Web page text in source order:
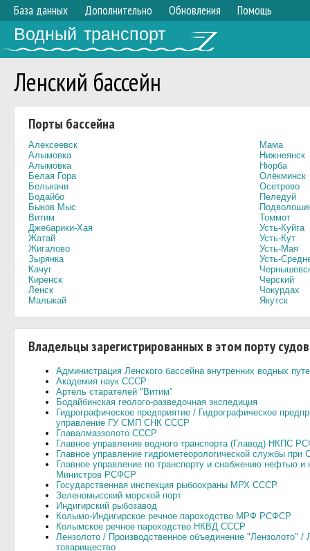
База данных Дополнительно Обновления Помощь
Водный транспорт
Ленский бассейн
Порты бассейна
Алексеевск
Алымовка
Алымовка
Белая Гора
Белькачи
Бодайбо
Быков Мыс
Витим
Джебарики-Хая
Жатай
Жигалово
Зырянка
Качуг
Киренск
Ленск
Малыкай
Мама
Нижнеянск
Нюрба
Олёкминск
Осетрово
Пеледуй
Томмот
Усть-Куйга
Усть-Кут
Усть-Мая
Усть-
Черский
Чокурдах
Якутск
Владельцы зарегистрированных в этом порту судов
Администрация Ленского бассейна внутренних водных
Академия наук СССР
Артель старателей "Витим"
Бодайбинская геолого-разведочная экспедиция
Гидрографическое предприятие / Гидрографическое
управление ГУ СМП СНК СССР
Главалмаззолото СССР
Главное управление водного транспорта (Главод) НКПС
Главное управление гидрометеорологической службы
Главное управление по транспорту и снабжению нефтью и
Министров РСФСР
Государственная инспекция рыбоохраны МРХ СССР
Зеленомысский морской порт
Индигирский рыбозавод
Колымо-Индигирское речное пароходство МРФ РСФСР
Колымское речное пароходство НКВД СССР
Лензолото / Производственное объединение "Лензолото"
товарищество